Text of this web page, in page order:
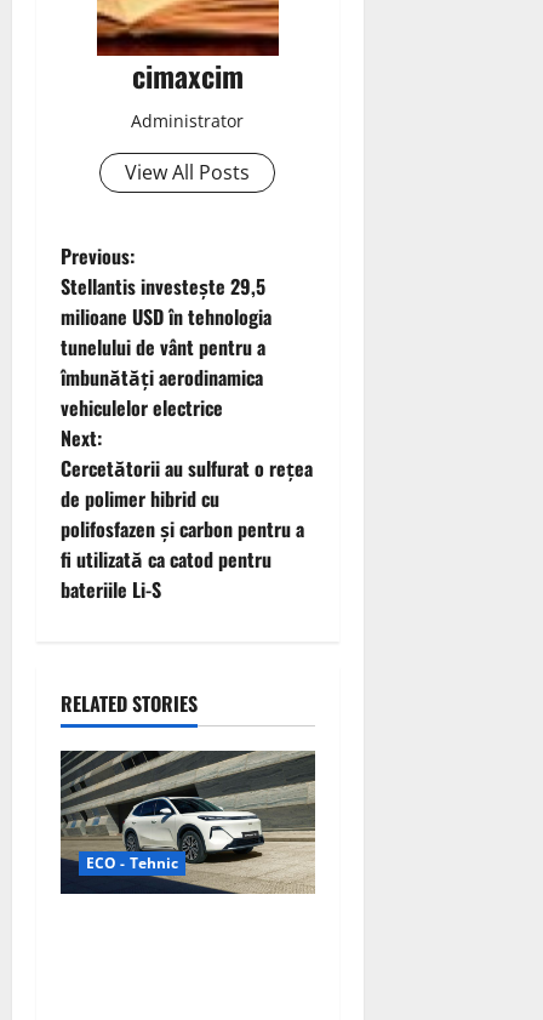
cimaxcim
Administrator
View All Posts
P
o
s
t
n
a
v
a
t
i
o
Previous:
Stellantis investește 29,5
milioane USD în tehnologia
tunelului de vânt pentru a
îmbunătăți aerodinamica
vehiculelor electrice
Next:
Cercetătorii au sulfurat o rețea
de polimer hibrid cu
polifosfazen și carbon pentru a
fi utilizată ca catod pentru
bateriile Li-S
RELATED STORIES
ECO - Tehnic